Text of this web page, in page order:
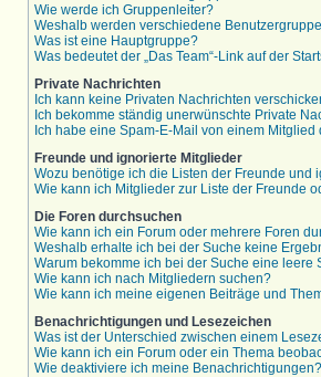
Wie werde ich Gruppenleiter?
Weshalb werden verschiedene
Was ist eine Hauptgruppe?
Was bedeutet der „Das Team“-Link auf der
Private Nachrichten
Ich kann keine Privaten Nachrichten
Ich bekomme ständig unerwünschte Private
Ich habe eine Spam-E-Mail von einem
Freunde und ignorierte Mitglieder
Wozu benötige ich die Listen der Freunde und
Wie kann ich Mitglieder zur Liste der Freunde
Die Foren durchsuchen
Wie kann ich ein Forum oder mehrere Foren
Weshalb erhalte ich bei der Suche keine
Warum bekomme ich bei der Suche eine leere
Wie kann ich nach Mitgliedern suchen?
Wie kann ich meine eigenen Beiträge und
Benachrichtigungen und Lesezeichen
Was ist der Unterschied zwischen einem
Wie kann ich ein Forum oder ein Thema
Wie deaktiviere ich meine Benachrichtigungen?